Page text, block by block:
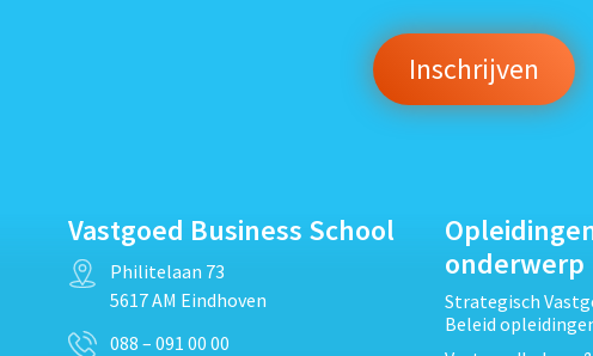
Vastgoed Business School
Philitelaan 73
5617 AM Eindhoven
088 – 091 00 00
onderwerp
Strategisch
Beleid